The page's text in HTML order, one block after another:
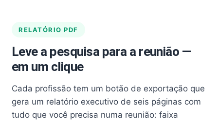
RELATÓRIO PDF
Leve a pesquisa para a reunião —
em um clique
Cada profissão tem um botão de exportação que
gera um relatório executivo de seis páginas com
tudo que você precisa numa reunião: faixa